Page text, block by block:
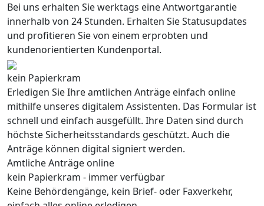
Bei uns erhalten Sie werktags eine Antwortgarantie
innerhalb von 24 Stunden. Erhalten Sie Statusupdates
und profitieren Sie von einem erprobten und
kundenorientierten Kundenportal.
kein Papierkram
Erledigen Sie Ihre amtlichen Anträge einfach online
mithilfe unseres digitalem Assistenten. Das Formular ist
schnell und einfach ausgefüllt. Ihre Daten sind durch
höchste Sicherheitsstandards geschützt. Auch die
Anträge können digital signiert werden.
Amtliche Anträge online
kein Papierkram - immer verfügbar
Keine Behördengänge, kein Brief- oder Faxverkehr,